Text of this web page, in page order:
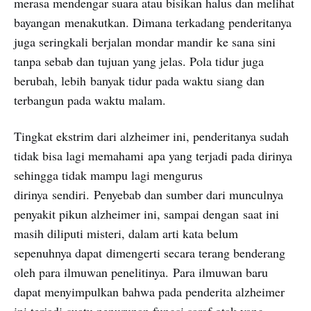
bayangan menakutkan. Dimana terkadang penderitanya
juga seringkali berjalan mondar mandir ke sana sini
tanpa sebab dan tujuan yang jelas. Pola tidur juga
berubah, lebih banyak tidur pada waktu siang dan
terbangun pada waktu malam.
Tingkat ekstrim dari alzheimer ini, penderitanya sudah
tidak bisa lagi memahami apa yang terjadi pada dirinya
sehingga tidak mampu lagi mengurus
dirinya sendiri. Penyebab dan sumber dari munculnya
penyakit pikun alzheimer ini, sampai dengan saat ini
masih diliputi misteri, dalam arti kata belum
sepenuhnya dapat dimengerti secara terang benderang
oleh para ilmuwan penelitinya. Para ilmuwan baru
dapat menyimpulkan bahwa pada penderita alzheimer